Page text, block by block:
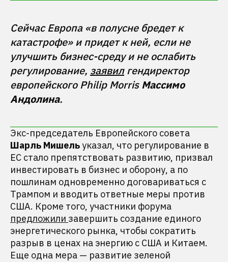
Сейчас Европа «в полусне бредет к
катастрофе» и придет к ней, если не
улучшить бизнес-среду и не ослабить
регулирование, заявил гендиректор
европейского Philip Morris Массимо
Андолина
Экс-председатель Европейского совета
Шарль Мишельуказал, что регулирование в
ЕС стало препятствовать развитию, призвал
инвестировать в бизнес и оборону, а по
пошлинам одновременно договариваться с
Трампом и вводить ответные меры против
США. Кроме того, участники форума
предложили завершить создание единого
энергетического рынка, чтобы сократить
разрыв в ценах на энергию с США и Китаем.
Еще одна мера — развитие зеленой